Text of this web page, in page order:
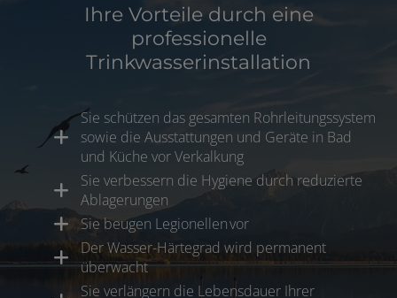
Ihre Vorteile durch eine
professionelle
Trinkwasserinstallation
Sie schützen das gesamten Rohrleitungssystem
sowie die Ausstattungen und Geräte in Bad
und Küche vor Verkalkung
Sie verbessern die Hygiene durch reduzierte
Ablagerungen
Sie beugen Legionellen vor
Der Wasser-Härtegrad wird permanent
überwacht
Sie verlängern die Lebensdauer Ihrer